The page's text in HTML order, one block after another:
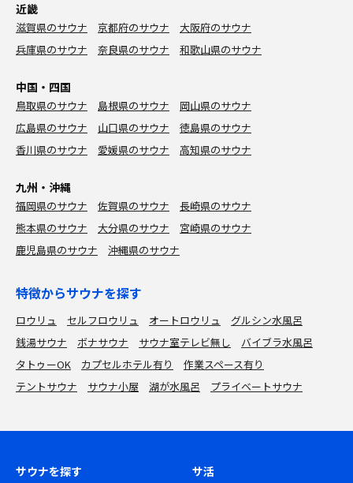
近畿
滋賀県のサウナ 京都府のサウナ
大阪府のサウナ
兵庫県のサウナ
奈良県のサウナ 和歌山県のサウナ
中国・四国
鳥取県のサウナ 島根県のサウナ
岡山県のサウナ
広島県のサウナ
山口県のサウナ
徳島県のサウナ
香川県のサウナ
愛媛県のサウナ 高知県のサウナ
九州・沖縄
福岡県のサウナ 佐賀県のサウナ
長崎県のサウナ
熊本県のサウナ
大分県のサウナ
宮崎県のサウナ
鹿児島県のサウナ
沖縄県のサウナ
特徴からサウナを探す
ロウリュ セルフロウリュ オートロウリュ
グルシン水風呂
銭湯サウナ
ボナサウナ サウナ室テレビ無し
バイブラ水風呂
タトゥーOK
カプセルホテル有り
作業スペース有り
テントサウナ
サウナ小屋 湖が水風呂 プライベートサウナ
サウナを探す サ活